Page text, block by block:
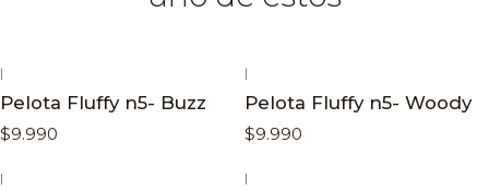
|
Pelota Fluffy n5- Buzz
$9.990
|
Pelota Fluffy n5- Woody
$9.990
| |